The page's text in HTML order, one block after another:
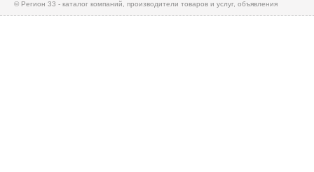
© Регион 33 - каталог компаний, производители товаров и услуг, объявления